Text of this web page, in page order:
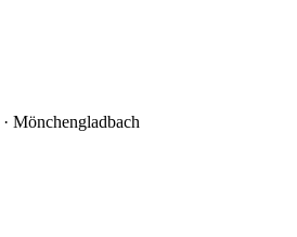
· Mönchengladbach